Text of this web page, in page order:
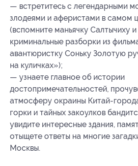
— встретитесь с легендарными
злодеями и аферистами в самом
(вспомните маньячку Салтычиху
криминальные разборки из
авантюристку Соньку Золотую
на куличках»);
— узнаете главное об истории
достопримечательностей,
атмосферу окраины Китай-
горки и тайных закоулков
увидите интересные здания,
отыщете ответы на многие
Москвы.